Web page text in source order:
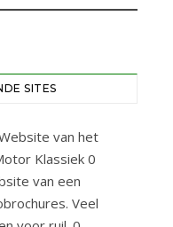
SITES
van het
Klassiek 0
van een
Veel